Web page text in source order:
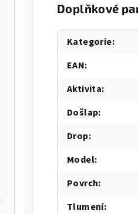
Doplňkové
Kategorie:
EAN:
Aktivita:
Došlap:
Drop:
Model:
Povrch:
Tlumení: